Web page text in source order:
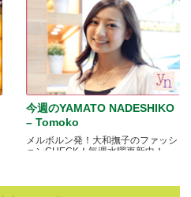
今週のYAMATO NADESHIKO
– Tomoko
メルボルン発！大和撫子のファッシ
ョンCHECK！毎週水曜更新中！